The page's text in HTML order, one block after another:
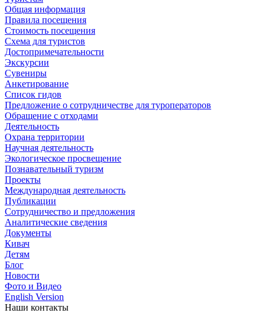
Общая информация
Правила посещения
Стоимость посещения
Схема для туристов
Достопримечательности
Экскурсии
Сувениры
Анкетирование
Список гидов
Предложение о сотрудничестве для туроператоров
Обращение с отходами
Деятельность
Охрана территории
Научная деятельность
Экологическое просвещение
Познавательный туризм
Проекты
Международная деятельность
Публикации
Сотрудничество и предложения
Аналитические сведения
Документы
Кивач
Детям
Блог
Новости
Фото и Видео
English Version
Наши контакты